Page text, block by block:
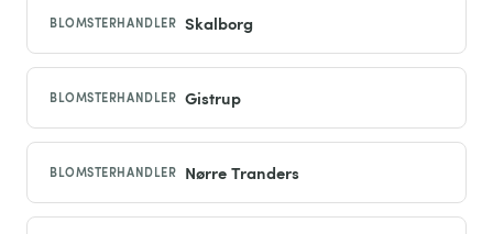
BLOMSTERHANDLER Skalborg
BLOMSTERHANDLER Gistrup
BLOMSTERHANDLER Nørre Tranders